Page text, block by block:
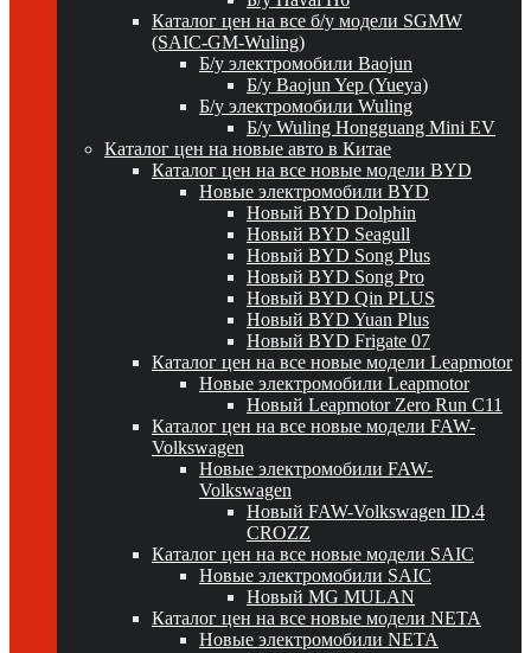
Каталог цен на все б/у модели SGMW
(SAIC-GM-Wuling)
Б/у электромобили Baojun
Б/у Baojun Yep (Yueya)
Б/у электромобили Wuling
Б/у Wuling Hongguang Mini EV
Каталог цен на новые авто в Китае
Каталог цен на все новые модели BYD
Новые электромобили BYD
Новый BYD Dolphin
Новый BYD Seagull
Новый BYD Song Plus
Новый BYD Song Pro
Новый BYD Qin PLUS
Новый BYD Yuan Plus
Новый BYD Frigate 07
Каталог цен на все новые модели Leapmotor
Новые электромобили Leapmotor
Новый Leapmotor Zero Run C11
Каталог цен на все новые модели FAW-
Volkswagen
Новые электромобили FAW-
Volkswagen
Новый FAW-Volkswagen ID.4
CROZZ
Каталог цен на все новые модели SAIC
Новые электромобили SAIC
Новый MG MULAN
Каталог цен на все новые модели NETA
Новые электромобили NETA